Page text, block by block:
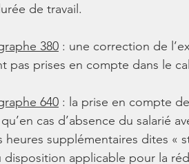
de travail.
380 : une correction de
pas prises en compte dans le
640 : la prise en compte
cas d’absence du salarié
supplémentaires dites «
applicable pour la